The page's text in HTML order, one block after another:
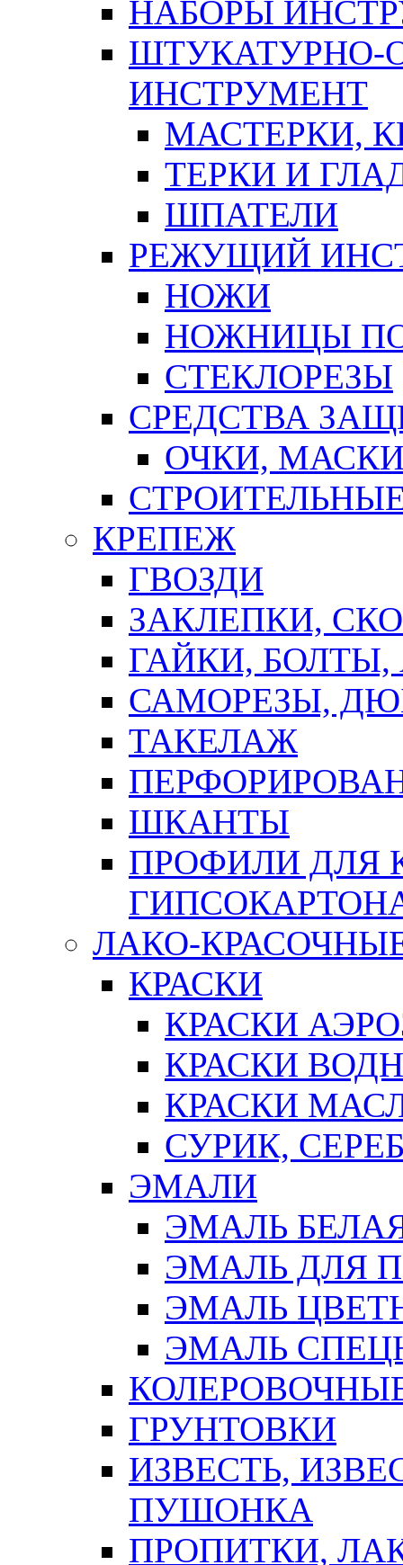
НАБОРЫ
ШТУКАТУРНО-
ИНСТРУМЕНТ
МАСТЕРКИ,
ТЕРКИ И
ШПАТЕЛИ
РЕЖУЩИЙ
НОЖИ
НОЖНИЦЫ
СТЕКЛОРЕЗЫ
СРЕДСТВА
ОЧКИ,
КРЕПЕЖ
ГВОЗДИ
ЗАКЛЕПКИ,
ГАЙКИ,
САМОРЕЗЫ,
ТАКЕЛАЖ
ШКАНТЫ
ПРОФИЛИ ДЛЯ
ЛАКО-
КРАСКИ
КРАСКИ
КРАСКИ
КРАСКИ
СУРИК,
ЭМАЛИ
ЭМАЛЬ
ЭМАЛЬ ДЛЯ
ЭМАЛЬ
ЭМАЛЬ
ГРУНТОВКИ
ИЗВЕСТЬ,
ПУШОНКА
ПРОПИТКИ,